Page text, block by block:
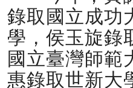
錄取國立成功
學，侯玉旋錄
國立臺灣師範
惠錄取世新大